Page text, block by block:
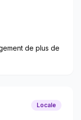
de plus de
Locale